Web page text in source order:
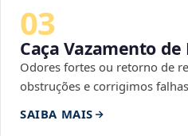
03
Caça Vazamento de
Odores fortes ou retorno de
obstruções e corrigimos
SAIBA MAIS